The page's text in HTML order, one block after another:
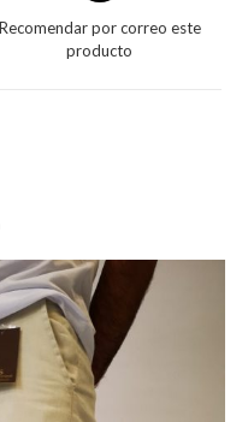
Recomendar por correo este
producto